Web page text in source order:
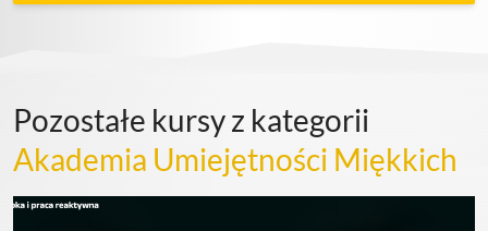
Pozostałe kursy z kategorii
Akademia Umiejętności Miękkich